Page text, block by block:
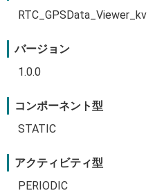
RTC_GPSData_Viewer_kv
バージョン
1.0.0
コンポーネント型
STATIC
アクティビティ型
PERIODIC